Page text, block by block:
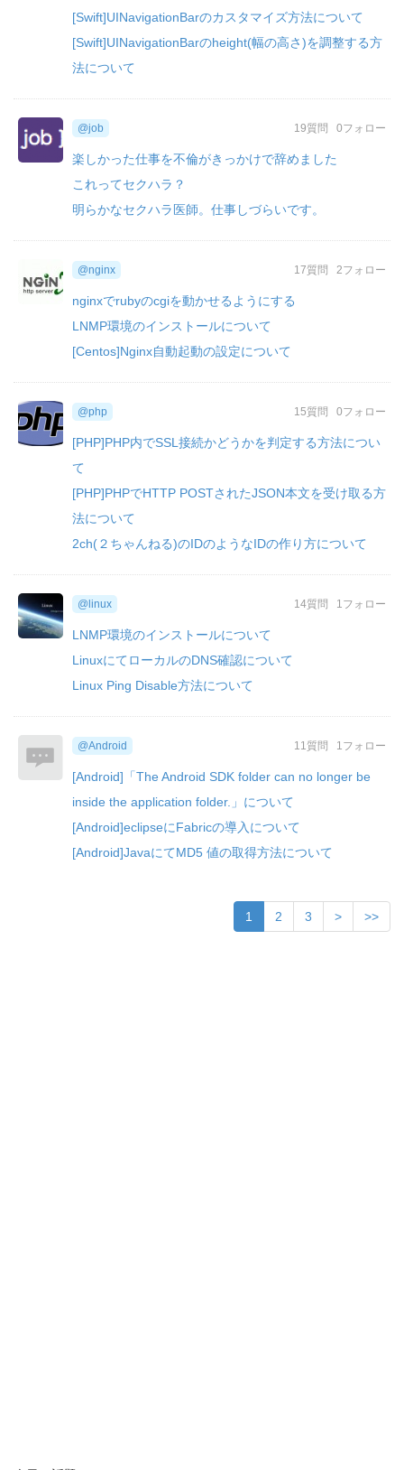
[Swift]UINavigationBarのカスタマイズ方法について
[Swift]UINavigationBarのheight(幅の高さ)を調整する方
法について
19質問 0フォロー
@job
楽しかった仕事を不倫がきっかけで辞めました
これってセクハラ？
明らかなセクハラ医師。仕事しづらいです。
17質問 2フォロー
@nginx
nginxでrubyのcgiを動かせるようにする
LNMP環境のインストールについて
[Centos]Nginx自動起動の設定について
15質問 0フォロー
@php
[PHP]PHP内でSSL接続かどうかを判定する方法につい
て
[PHP]PHPでHTTP POSTされたJSON本文を受け取る方
法について
2ch(２ちゃんねる)のIDのようなIDの作り方について
14質問 1フォロー
@linux
LNMP環境のインストールについて
LinuxにてローカルのDNS確認について
Linux Ping Disable方法について
11質問 1フォロー
@Android
[Android]「The Android SDK folder can no longer be
inside the application folder.」について
[Android]eclipseにFabricの導入について
[Android]JavaにてMD5 値の取得方法について
1 2 3 > >>